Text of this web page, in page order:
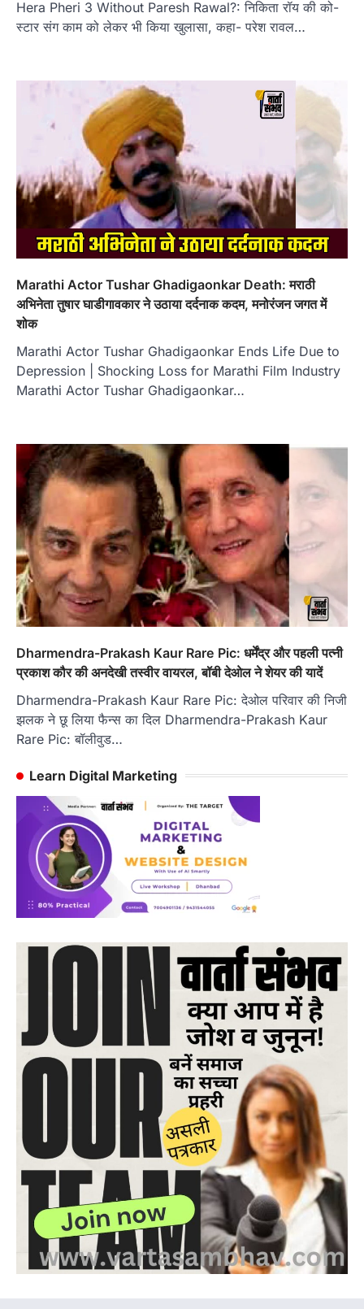
Hera Pheri 3 Without Paresh Rawal?: निकिता रॉय की को-
स्टार संग काम को लेकर भी किया खुलासा, कहा- परेश रावल…
Marathi Actor Tushar Ghadigaonkar Death: मराठी
अभिनेता तुषार घाडीगावकार ने उठाया दर्दनाक कदम, मनोरंजन जगत में
शोक
Marathi Actor Tushar Ghadigaonkar Ends Life Due to
Depression | Shocking Loss for Marathi Film Industry
Marathi Actor Tushar Ghadigaonkar…
Dharmendra-Prakash Kaur Rare Pic: धर्मेंद्र और पहली पत्नी
प्रकाश कौर की अनदेखी तस्वीर वायरल, बॉबी देओल ने शेयर की यादें
Dharmendra-Prakash Kaur Rare Pic: देओल परिवार की निजी
झलक ने छू लिया फैन्स का दिल Dharmendra-Prakash Kaur
Rare Pic: बॉलीवुड…
Learn Digital Marketing